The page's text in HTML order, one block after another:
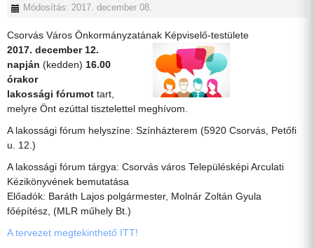
Módosítás: 2017. december 08.
Csorvás Város Önkormányzatának Képviselő-testülete
2017. december 12.
napján (kedden) 16.00
órakor
lakossági fórumot tart,
melyre Önt ezúttal tisztelettel meghívom.
A lakossági fórum helyszíne: Színházterem (5920 Csorvás, Petőfi
u. 12.)
A lakossági fórum tárgya: Csorvás város Településképi Arculati
Kézikönyvének bemutatása
Előadók: Baráth Lajos polgármester, Molnár Zoltán Gyula
főépítész, (MLR műhely Bt.)
A tervezet megtekinthető ITT!